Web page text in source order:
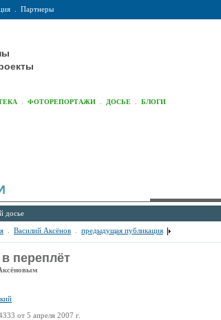
Партнеры
ФОТОРЕПОРТАЖИ ДОСЬЕ БЛОГИ
досье
Василий Аксёнов предыдущая публикация
переплёт
от 5 апреля 2007 г.